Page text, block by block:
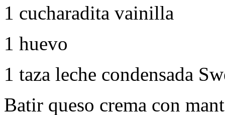
1 cucharadita vainilla
1 huevo
1 taza leche condensada
Batir queso crema con